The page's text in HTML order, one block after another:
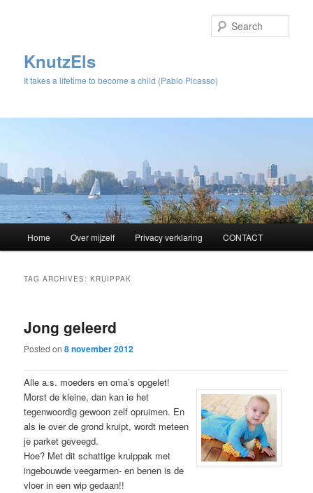
KnutzEls
It takes a lifetime to become a child (Pablo Picasso)
Skip
content
Skip
content
Home Over mijzelf Privacy verklaring CONTACT
TAG ARCHIVES:KRUIPPAK
Jong geleerd
Posted on8 november 2012
Alle a.s. moeders en oma’s opgelet!
Morst de kleine, dan kan ie het
tegenwoordig gewoon zelf opruimen. En
als ie over de grond kruipt, wordt meteen
je parket geveegd.
Hoe? Met dit schattige kruippak met
ingebouwde veegarmen- en benen is de
vloer in een wip gedaan!!